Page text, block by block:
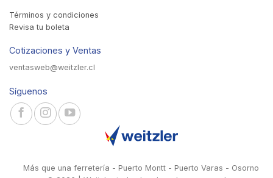
Términos y condiciones
Revisa tu boleta
Cotizaciones y Ventas
ventasweb@weitzler.cl
Síguenos
Más que una ferretería - Puerto Montt - Puerto Varas - Osorno